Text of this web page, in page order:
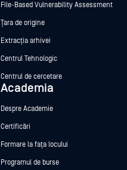
File-Based Vulnerability Assessment
Țara de origine
Extracția arhivei
Centrul Tehnologic
Centrul de cercetare
Academia
Despre Academie
Certificări
Formare la fața locului
Programul de burse